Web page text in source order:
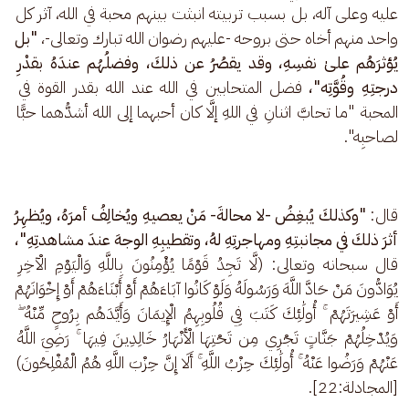
عليه وعلى آله، بل بسبب تربيته انبثت بينهم محبة في الله، آثر كل
واحد منهم أخاه حتى بروحه -عليهم رضوان الله تبارك وتعالى-، "بل
يُؤثرَهُم علىٰ نفسِهِ، وقد يقصُرُ عن ذلكَ، وفضلُهُم عندَهُ بقدْرِ
درجتِهِ وقُوَّتِه"، فضل المتحابين في الله عند الله بقدر القوة في
المحبة "ما تحابَّ اثنانِ في اللهِ إلَّا كان أحبهما إلى الله أشدُّهما حبًّا
لصاحبِه".
قال: "وكذلكَ يُبغِضُ -لا محالةَ- مَنْ يعصيهِ ويُخالِفُ أمرَهُ، ويُظهِرُ
أثرَ ذلكَ في مجانبتِهِ ومهاجرتِهِ لهُ، وتقطيبِهِ الوجهَ عندَ مشاهدتِهِ"،
قال سبحانه وتعالى: (لَّا تَجِدُ قَوْمًا يُؤْمِنُونَ بِاللَّهِ وَالْيَوْمِ الْآخِرِ
يُوَادُّونَ مَنْ حَادَّ اللَّهَ وَرَسُولَهُ وَلَوْ كَانُوا آبَاءَهُمْ أَوْ أَبْنَاءَهُمْ أَوْ إِخْوَانَهُمْ
أَوْ عَشِيرَتَهُمْ ۚ أُولَٰئِكَ كَتَبَ فِي قُلُوبِهِمُ الْإِيمَانَ وَأَيَّدَهُم بِرُوحٍ مِّنْهُ ۖ
وَيُدْخِلُهُمْ جَنَّاتٍ تَجْرِي مِن تَحْتِهَا الْأَنْهَارُ خَالِدِينَ فِيهَا ۚ رَضِيَ اللَّهُ
عَنْهُمْ وَرَضُوا عَنْهُ ۚ أُولَٰئِكَ حِزْبُ اللَّهِ ۚ أَلَا إِنَّ حِزْبَ اللَّهِ هُمُ الْمُفْلِحُونَ)
[المجادلة:22].